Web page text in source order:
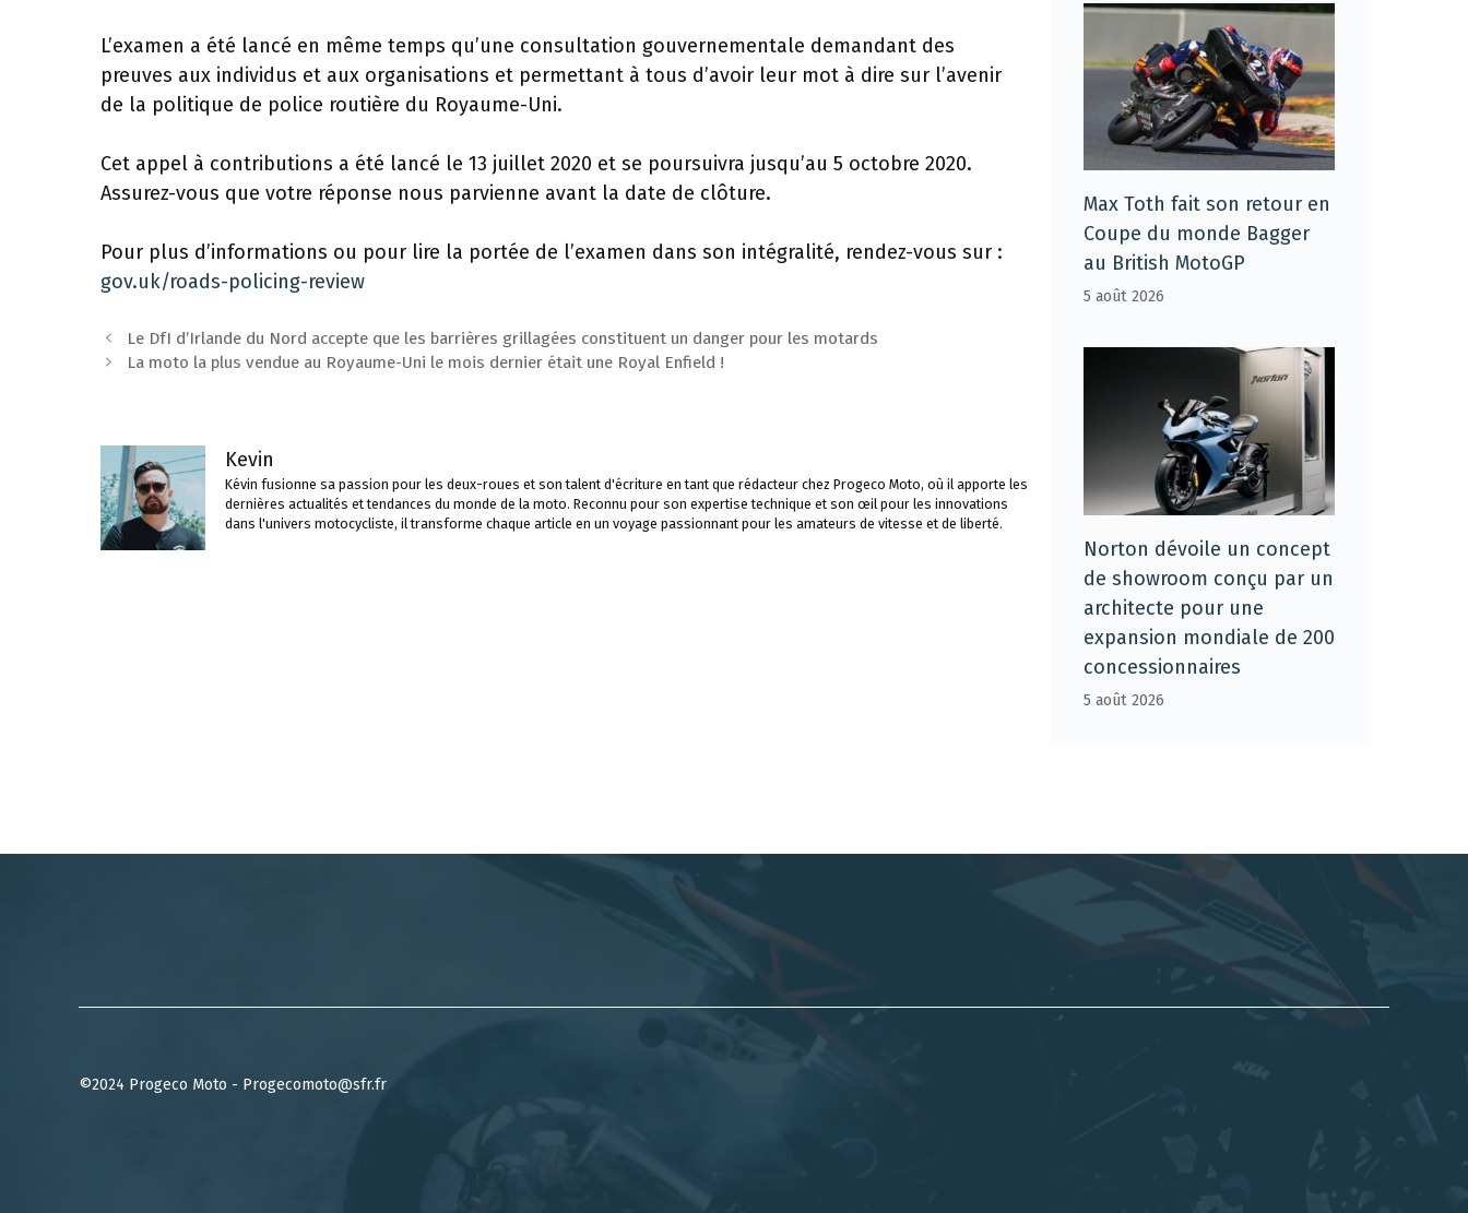
L’examen a été lancé en même temps qu’une consultation gouvernementale demandant des
preuves aux individus et aux organisations et permettant à tous d’avoir leur mot à dire sur l’avenir
de la politique de police routière du Royaume-Uni.
Cet appel à contributions a été lancé le 13 juillet 2020 et se poursuivra jusqu’au 5 octobre 2020.
Assurez-vous que votre réponse nous parvienne avant la date de clôture.
Pour plus d’informations ou pour lire la portée de l’examen dans son intégralité, rendez-vous sur :
gov.uk/roads-policing-review
Navigation
des
Le DfI d’Irlande du Nord accepte que les barrières grillagées constituent un danger pour les motards
La moto la plus vendue au Royaume-Uni le mois dernier était une Royal Enfield !
Kevin
Kévin fusionne sa passion pour les deux-roues et son talent d'écriture en tant que rédacteur chez Progeco Moto, où il apporte les
dernières actualités et tendances du monde de la moto. Reconnu pour son expertise technique et son œil pour les innovations
dans l'univers motocycliste, il transforme chaque article en un voyage passionnant pour les amateurs de vitesse et de liberté.
Max Toth fait son retour en
Coupe du monde Bagger
au British MotoGP
5 août 2026
Norton dévoile un concept
de showroom conçu par un
architecte pour une
expansion mondiale de 200
concessionnaires
5 août 2026
©2024 Progeco Moto - Progecomoto@sfr.fr